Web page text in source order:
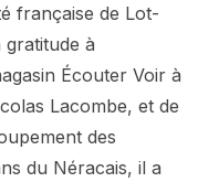
française de Lot-
à
Écouter Voir à
Lacombe, et de
des
du Néracais, il a